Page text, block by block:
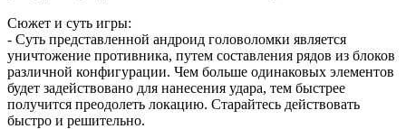
Сюжет и суть игры:
- Суть представленной андроид головоломки является
уничтожение противника, путем составления рядов из блоков
различной конфигурации. Чем больше одинаковых элементов
будет задействовано для нанесения удара, тем быстрее
получится преодолеть локацию. Старайтесь действовать
быстро и решительно.